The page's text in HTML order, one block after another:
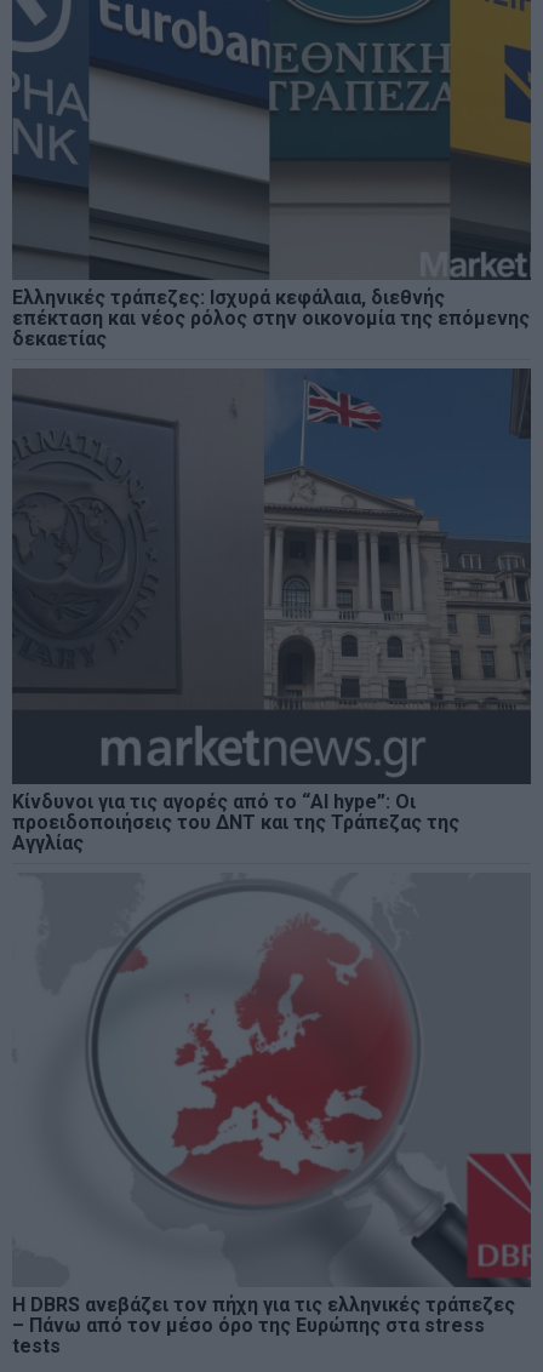
Ελληνικές τράπεζες: Ισχυρά κεφάλαια, διεθνής
επέκταση και νέος ρόλος στην οικονομία της επόμενης
δεκαετίας
Κίνδυνοι για τις αγορές από το “AI hype”: Οι
προειδοποιήσεις του ΔΝΤ και της Τράπεζας της
Αγγλίας
Η DBRS ανεβάζει τον πήχη για τις ελληνικές τράπεζες
– Πάνω από τον μέσο όρο της Ευρώπης στα stress
tests